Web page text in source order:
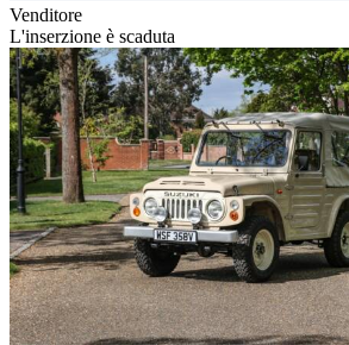
Venditore
L'inserzione è scaduta